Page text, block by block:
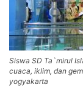
Siswa SD Ta`mirul
cuaca, iklim, dan
yogyakarta